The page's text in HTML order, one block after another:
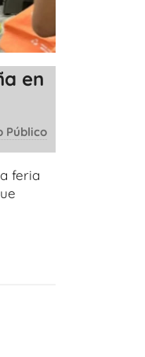
en
Público
feria